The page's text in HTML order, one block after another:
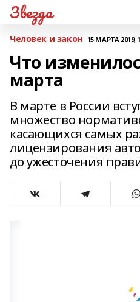
Звезда
Человек и закон 15 МАРТА 2019,
Что
марта
В марте в России
множество
касающихся самых
лицензирования
до ужесточения